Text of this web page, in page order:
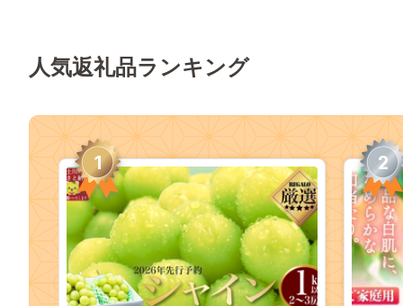
人気返礼品ランキング
1 2